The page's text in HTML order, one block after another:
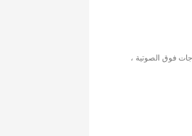
فوق الصوتية ،